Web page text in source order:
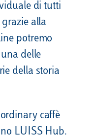
di tutti
alla
potremo
delle
della storia
caffè
LUISS Hub.